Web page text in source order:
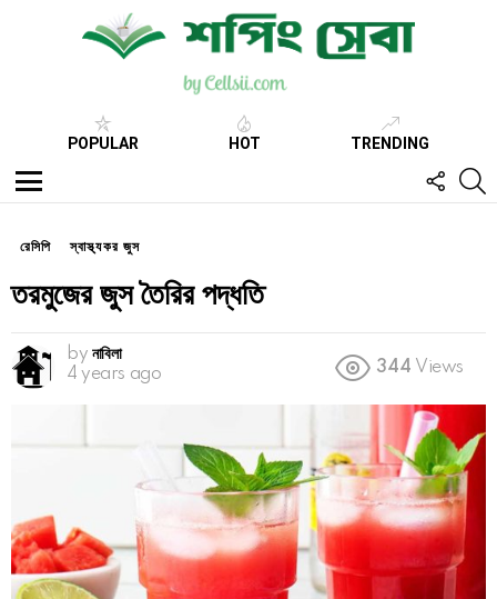
POPULAR HOT TRENDING
Menu
US
রেসিপি স্বাস্থ্যকর জুস
তরমুজের জুস তৈরির পদ্ধতি
by নাবিলা
4 years ago
344 Views